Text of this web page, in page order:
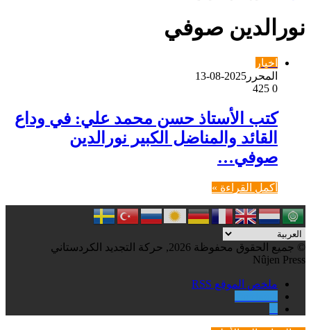
نورالدين صوفي
اخبار
المحرر 2025-08-13
0
كتب الأستاذ حسن محمد علي: في وداع
القائد والمناضل الكبير نورالدين
صوفي…
أكمل القراءة »
© جميع الحقوق محفوظة 2026, حركة التجديد الكردستاني
Nûjen Press
ملخص الموقع RSS